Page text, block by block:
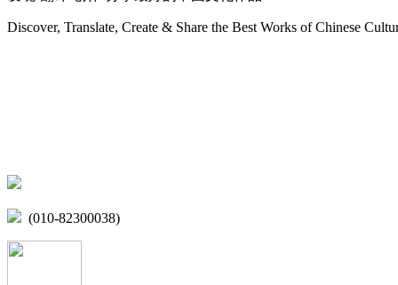
Discover, Translate, Create & Share the Best Works of Chinese
(010-82300038)